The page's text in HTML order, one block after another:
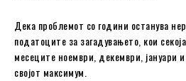
Дека проблемот со години останува
податоците за загадувањето, кои
месеците ноември, декември, јануари
својот максимум.